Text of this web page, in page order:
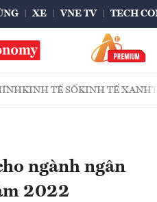
XE VNE TV TECH
KINH TẾ SỐKINH TẾ XANH
ngành ngân
2022